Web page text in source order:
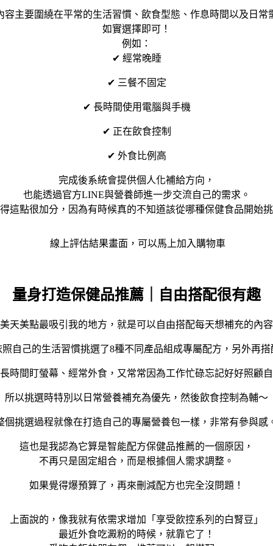
容主要圍繞在平常的生活習慣、飲食型態、作息時間以及日常
如實選擇即可！
例如：
✔ 經常晚睡
✔ 三餐不固定
✔ 長時間使用電腦與手機
✔ 正在飲食控制
✔ 外食比例高
完成後系統會提供個人化補給方向，
也能透過官方LINE與營養師進一步交流自己的需求。
這點很加分，因為有時候真的不知道該從哪種保健食品開始挑
線上評估結果畫面，可以馬上加入購物車
量身打造保健品推薦｜自由搭配很有趣
美天美點最吸引我的地方，就是可以自由搭配每天想補充的內容
自己的生活習慣挑選了8種不同產品組成專屬配方，另外再搭
時間盯螢幕、經常外食，又常常因為工作忙碌忘記好好照顧自
所以挑選時特別以日常營養補充為優先，然後飲食控制為輔～
個挑選過程就像在打造自己的專屬營養包一樣，非常有參與感
這也是我認為它算是智能配方保健品推薦的一個原因，
不再只是固定組合，而是根據個人需求調整。
如果覺得爆預算了，再來刪減配方也完全沒問題！
上面說的，像我就有依需求增加「享受飲控系列的白腎豆」
最近外食吃澱粉的時候，就靠它了！